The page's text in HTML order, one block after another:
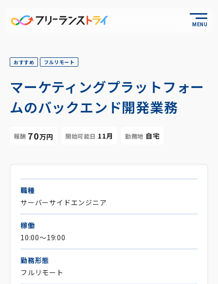
MENU
おすすめ フルリモート
マーケティングプラットフォー
ムのバックエンド開発業務
報酬 70万円 開始可能日 11月 勤務地 自宅
職種
サーバーサイドエンジニア
稼働
10:00～19:00
勤務形態
フルリモート